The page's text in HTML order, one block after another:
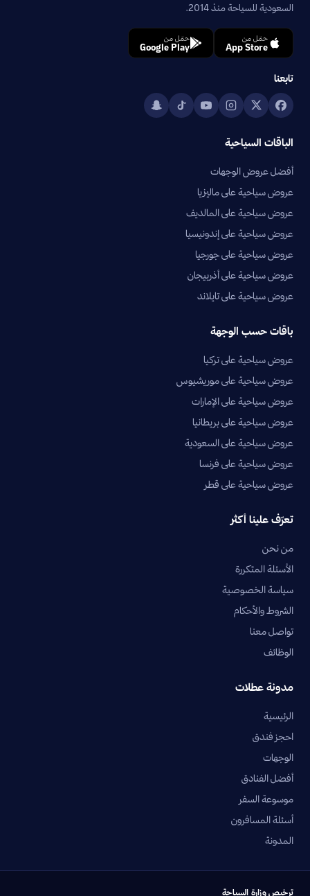
السعودية للسياحة منذ 2014.
حمّل من
App Store
حمّل من
Google Play
تابعنا
الباقات السياحية
أفضل عروض الوجهات
عروض سياحية على ماليزيا
عروض سياحية على المالديف
عروض سياحية على إندونيسيا
عروض سياحية على جورجيا
عروض سياحية على أذربيجان
عروض سياحية على تايلاند
باقات حسب الوجهة
عروض سياحية على تركيا
عروض سياحية على موريشيوس
عروض سياحية على الإمارات
عروض سياحية على بريطانيا
عروض سياحية على السعودية
عروض سياحية على فرنسا
عروض سياحية على قطر
تعرّف علينا أكثر
من نحن
الأسئلة المتكررة
سياسة الخصوصية
الشروط والأحكام
تواصل معنا
الوظائف
مدونة عطلات
الرئيسية
احجز فندق
الوجهات
أفضل الفنادق
موسوعة السفر
أسئلة المسافرون
المدونة
ترخيص وزارة السياحة